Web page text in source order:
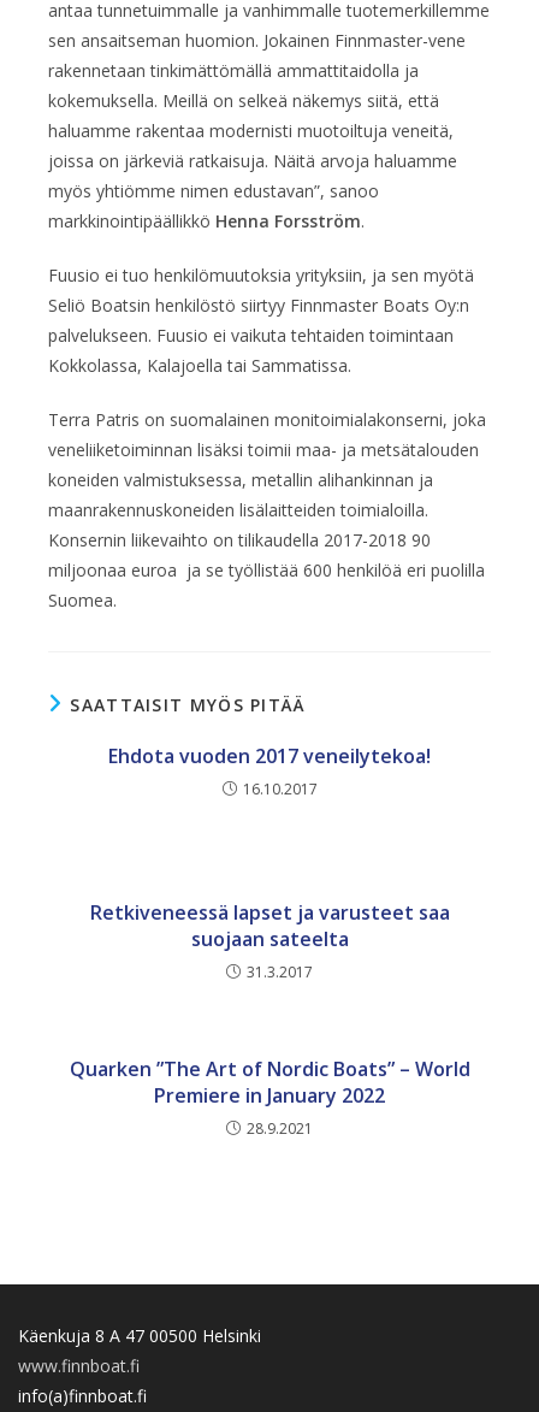
antaa tunnetuimmalle ja vanhimmalle tuotemerkillemme
sen ansaitseman huomion. Jokainen Finnmaster-vene
rakennetaan tinkimättömällä ammattitaidolla ja
kokemuksella. Meillä on selkeä näkemys siitä, että
haluamme rakentaa modernisti muotoiltuja veneitä,
joissa on järkeviä ratkaisuja. Näitä arvoja haluamme
myös yhtiömme nimen edustavan”, sanoo
markkinointipäällikkö Henna Forsström.
Fuusio ei tuo henkilömuutoksia yrityksiin, ja sen myötä
Seliö Boatsin henkilöstö siirtyy Finnmaster Boats Oy:n
palvelukseen. Fuusio ei vaikuta tehtaiden toimintaan
Kokkolassa, Kalajoella tai Sammatissa.
Terra Patris on suomalainen monitoimialakonserni, joka
veneliiketoiminnan lisäksi toimii maa- ja metsätalouden
koneiden valmistuksessa, metallin alihankinnan ja
maanrakennuskoneiden lisälaitteiden toimialoilla.
Konsernin liikevaihto on tilikaudella 2017-2018 90
miljoonaa euroa ja se työllistää 600 henkilöä eri puolilla
Suomea.
SAATTAISIT MYÖS PITÄÄ
Ehdota vuoden 2017 veneilytekoa!
16.10.2017
Retkiveneessä lapset ja varusteet saa
suojaan sateelta
31.3.2017
Quarken ”The Art of Nordic Boats” – World
Premiere in January 2022
28.9.2021
Käenkuja 8 A 47 00500 Helsinki
www.finnboat.fi
info(a)finnboat.fi